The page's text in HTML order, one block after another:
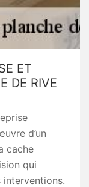
ET
DE RIVE
d’un
cache
qui